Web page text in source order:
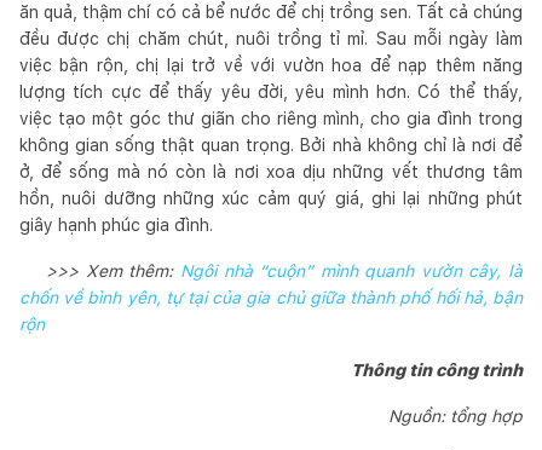
ăn quả, thậm chí có cả bể nước để chị trồng sen. Tất cả chúng
đều được chị chăm chút, nuôi trồng tỉ mỉ. Sau mỗi ngày làm
việc bận rộn, chị lại trở về với vườn hoa để nạp thêm năng
lượng tích cực để thấy yêu đời, yêu mình hơn. Có thể thấy,
việc tạo một góc thư giãn cho riêng mình, cho gia đình trong
không gian sống thật quan trọng. Bởi nhà không chỉ là nơi để
ở, để sống mà nó còn là nơi xoa dịu những vết thương tâm
hồn, nuôi dưỡng những xúc cảm quý giá, ghi lại những phút
giây hạnh phúc gia đình.
>>> Xem thêm: Ngôi nhà “cuộn” mình quanh vườn cây, là
chốn về bình yên, tự tại của gia chủ giữa thành phố hối hả, bận
rộn
Thông tin công trình
Nguồn: tổng hợp